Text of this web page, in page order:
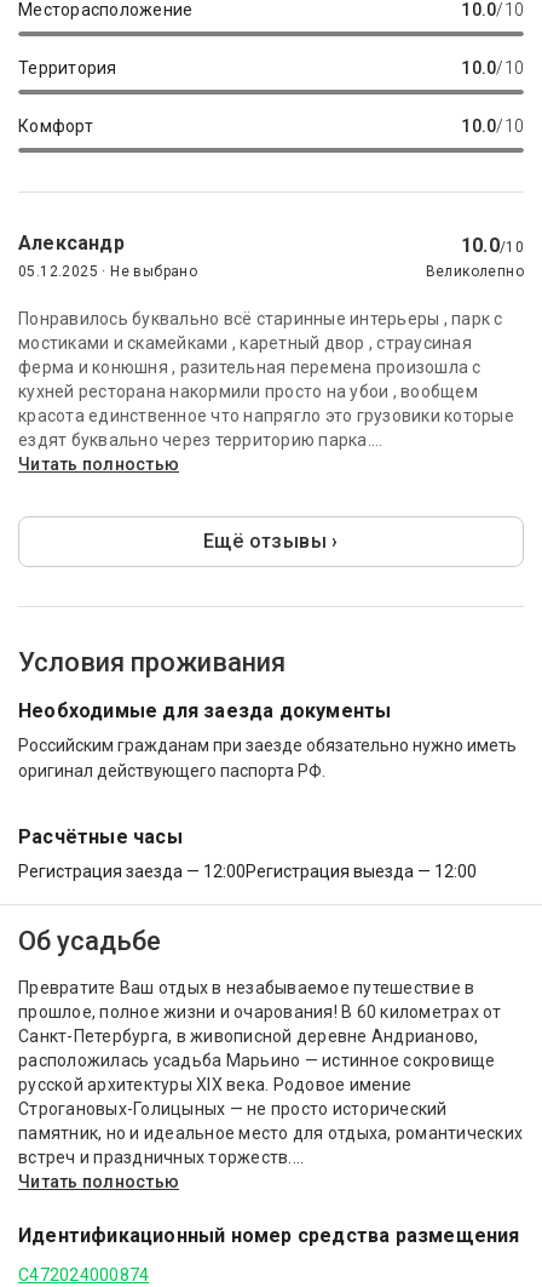
Месторасположение 10.0/10
Территория 10.0/10
Комфорт 10.0/10
Александр 10.0/10
05.12.2025 · Не выбрано
Великолепно
Понравилось буквально всё старинные интерьеры , парк с
мостиками и скамейками , каретный двор , страусиная
ферма и конюшня , разительная перемена произошла с
кухней ресторана накормили просто на убои , вообщем
красота единственное что напрягло это грузовики которые
ездят буквально через территорию парка....
Читать полностью
Ещё отзывы ›
Условия проживания
Необходимые для заезда документы
Российским гражданам при заезде обязательно нужно иметь
оригинал действующего паспорта РФ.
Расчётные часы
Регистрация заезда — 12:00Регистрация выезда — 12:00
Об усадьбе
Превратите Ваш отдых в незабываемое путешествие в
прошлое, полное жизни и очарования! В 60 километрах от
Санкт-Петербурга, в живописной деревне Андрианово,
расположилась усадьба Марьино — истинное сокровище
русской архитектуры XIX века. Родовое имение
Строгановых-Голицыных — не просто исторический
памятник, но и идеальное место для отдыха, романтических
встреч и праздничных торжеств....
Читать полностью
Идентификационный номер средства размещения
С472024000874